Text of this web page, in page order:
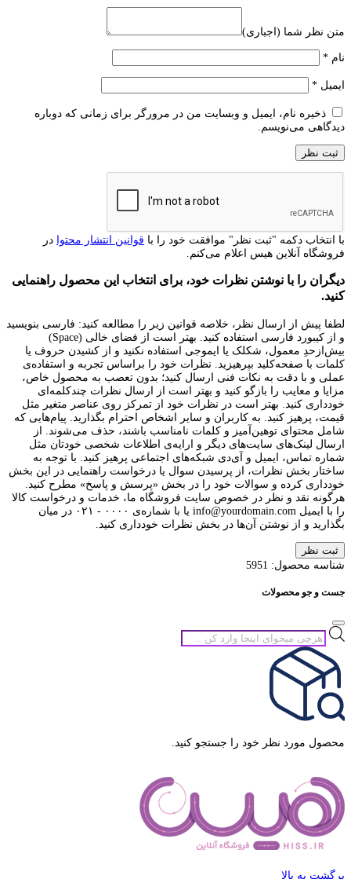
متن نظر شما (اجباری)
نام *
ایمیل *
ذخیره نام، ایمیل و وبسایت من در مرورگر برای زمانی که دوباره
دیدگاهی می‌نویسم.
با انتخاب دکمه "ثبت نظر" موافقت خود را با قوانین انتشار محتوا در
فروشگاه آنلاین هیس اعلام می‌کنم.
دیگران را با نوشتن نظرات خود، برای انتخاب این محصول راهنمایی
کنید.
لطفا پیش از ارسال نظر، خلاصه قوانین زیر را مطالعه کنید: فارسی بنویسید
و از کیبورد فارسی استفاده کنید. بهتر است از فضای خالی (Space)
بیش‌از‌حدِ معمول، شکلک یا ایموجی استفاده نکنید و از کشیدن حروف یا
کلمات با صفحه‌کلید بپرهیزید. نظرات خود را براساس تجربه و استفاده‌ی
عملی و با دقت به نکات فنی ارسال کنید؛ بدون تعصب به محصول خاص،
مزایا و معایب را بازگو کنید و بهتر است از ارسال نظرات چندکلمه‌‌ای
خودداری کنید. بهتر است در نظرات خود از تمرکز روی عناصر متغیر مثل
قیمت، پرهیز کنید. به کاربران و سایر اشخاص احترام بگذارید. پیام‌هایی که
شامل محتوای توهین‌آمیز و کلمات نامناسب باشند، حذف می‌شوند. از
ارسال لینک‌های سایت‌های دیگر و ارایه‌ی اطلاعات شخصی خودتان مثل
شماره تماس، ایمیل و آی‌دی شبکه‌های اجتماعی پرهیز کنید. با توجه به
ساختار بخش نظرات، از پرسیدن سوال یا درخواست راهنمایی در این بخش
خودداری کرده و سوالات خود را در بخش «پرسش و پاسخ» مطرح کنید.
هرگونه نقد و نظر در خصوص سایت فروشگاه ما، خدمات و درخواست کالا
را با ایمیل info@yourdomain.com یا با شماره‌ی ۰۰۰۰ - ۰۲۱ در میان
بگذارید و از نوشتن آن‌ها در بخش نظرات خودداری کنید.
ثبت نظر
شناسه محصول: 5951
جست و جو محصولات
جستجوی
محصولات
محصول مورد نظر خود را جستجو کنید.
برگشت به بالا